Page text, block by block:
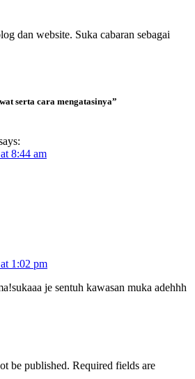
dan website. Suka cabaran sebagai
serta cara mengatasinya”
8:44 am
1:02 pm
je sentuh kawasan muka adehhh
be published. Required fields are